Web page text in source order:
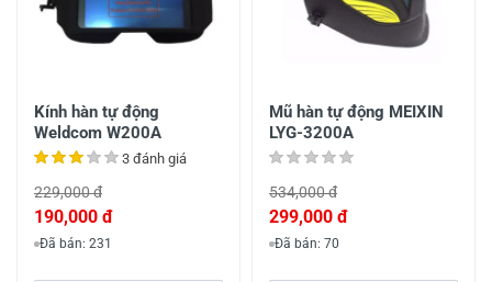
Kính hàn tự động
Weldcom W200A
3 đánh giá
229,000 đ
190,000 đ
Đã bán: 231
Mũ hàn tự động MEIXIN
LYG-3200A
534,000 đ
299,000 đ
Đã bán: 70